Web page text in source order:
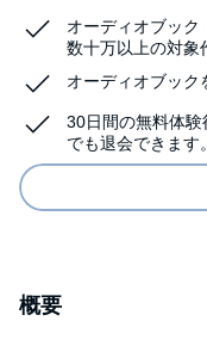
オーディオブック
数十万以上の対象
オーディオブック
30日間の無料体
でも退会できます。
概要